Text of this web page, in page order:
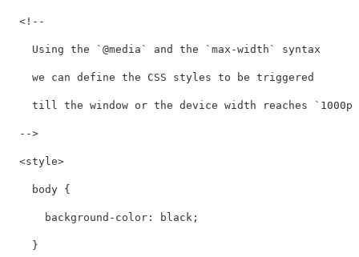
<!--
    Using the `@media` and the `max-width` syntax
    we can define the CSS styles to be triggered
till the window or the device width reaches
  -->
<style>
body {
background-color : black ;
}